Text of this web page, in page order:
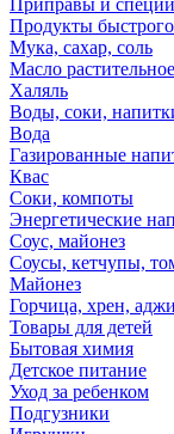
Приправы и специи
Продукты
Мука, сахар, соль
Масло растительное
Халяль
Воды, соки,
Вода
Газированные
Квас
Соки, компоты
Энергетические
Соус, майонез
Соусы, кетчупы,
Майонез
Горчица, хрен,
Товары для детей
Бытовая химия
Детское питание
Уход за ребенком
Подгузники